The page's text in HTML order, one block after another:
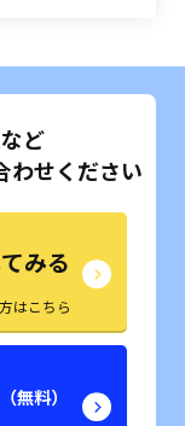
ど
わせください
みる
はこちら
（無料）